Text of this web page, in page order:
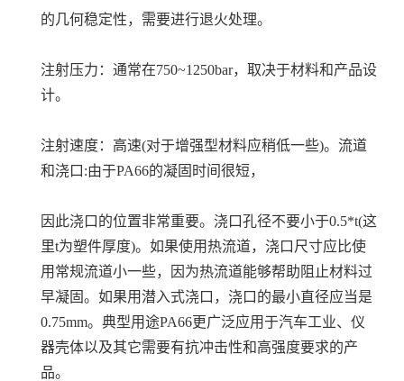
的几何稳定性，需要进行退火处理。
注射压力：通常在750~1250bar，取决于材料和产品设
计。
注射速度：高速(对于增强型材料应稍低一些)。流道
和浇口:由于PA66的凝固时间很短，
因此浇口的位置非常重要。浇口孔径不要小于0.5*t(这
里t为塑件厚度)。如果使用热流道，浇口尺寸应比使
用常规流道小一些，因为热流道能够帮助阻止材料过
早凝固。如果用潜入式浇口，浇口的最小直径应当是
0.75mm。典型用途PA66更广泛应用于汽车工业、仪
器壳体以及其它需要有抗冲击性和高强度要求的产
品。